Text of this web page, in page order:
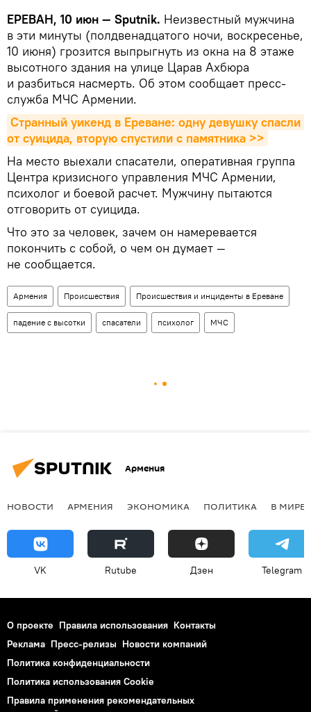
ЕРЕВАН, 10 июн — Sputnik. Неизвестный мужчина
в эти минуты (полдвенадцатого ночи, воскресенье,
10 июня) грозится выпрыгнуть из окна на 8 этаже
высотного здания на улице Царав Ахбюра
и разбиться насмерть. Об этом сообщает пресс-
служба МЧС Армении.
Странный уикенд в Ереване: одну девушку спасли
от суицида, вторую спустили с памятника >>
На место выехали спасатели, оперативная группа
Центра кризисного управления МЧС Армении,
психолог и боевой расчет. Мужчину пытаются
отговорить от суицида.
Что это за человек, зачем он намеревается
покончить с собой, о чем он думает —
не сообщается.
Армения Происшествия Происшествия и инциденты в Ереване
падение с высотки спасатели психолог МЧС
Армения
НОВОСТИ АРМЕНИЯ ЭКОНОМИКА ПОЛИТИКА В МИРЕ
VK Rutube Дзен Telegram
О проекте Правила использования Контакты
Реклама Пресс-релизы Новости компаний
Политика конфиденциальности
Политика использования Cookie
Правила применения рекомендательных